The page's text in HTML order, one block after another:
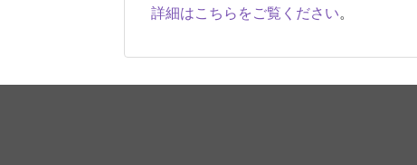
詳細はこちらをご覧ください。